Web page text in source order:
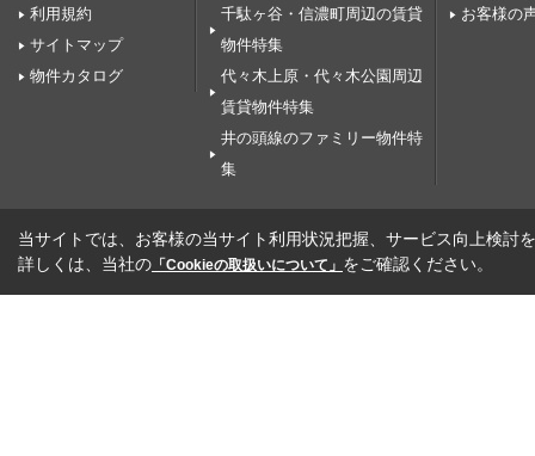
利用規約
サイトマップ
物件カタログ
千駄ヶ谷・信濃町周辺の賃貸
物件特集
代々木上原・代々木公園周辺
賃貸物件特集
井の頭線のファミリー物件特
集
お客様の
当サイトでは、お客様の当サイト利用状況把握、サービス向上検討
詳しくは、当社の 「Cookieの取扱いについて」 をご確認ください。